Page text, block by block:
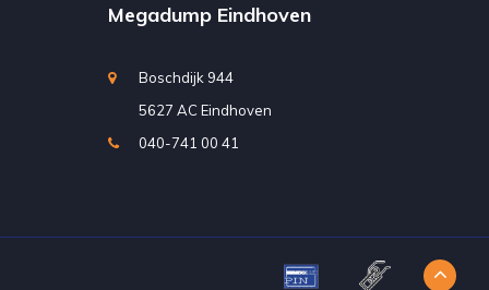
Megadump Eindhoven
Boschdijk 944
5627 AC Eindhoven
040-741 00 41